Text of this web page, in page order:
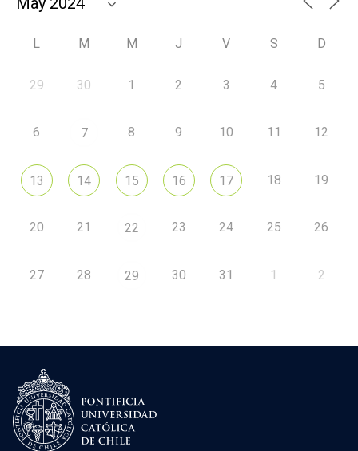
L M M J V S D
29 30 1 2 3 4 5
6 7 8 9 10 11 12
13 14 15 16 17 18 19
20 21 22 23 24 25 26
27 28 29 30 31 1 2